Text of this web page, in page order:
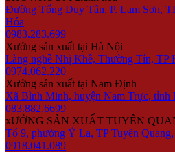
Đường Tống Duy Tân, P. Lam Sơn,
Hóa
0983.283.699
Xưởng sản xuất tại Hà Nội
Làng nghề Nhị Khê, Thường Tín, TP
0974.062.220
Xưởng sản xuất tại Nam Định
Xã Bình Minh, huyện Nam Trực, tỉnh
083.882.6699
xƯỞNG SẢN XUẤT TUYÊN
Tổ 9, phường Ỷ La, TP Tuyên
0918.041.089